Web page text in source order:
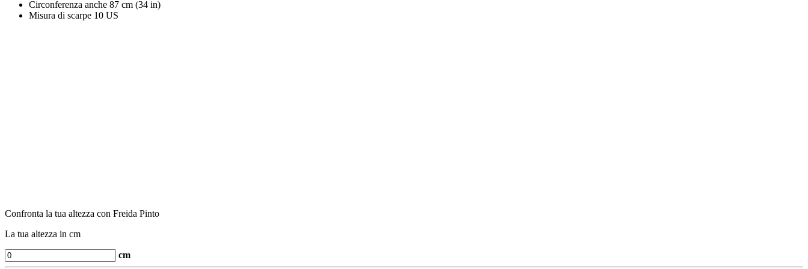
Circonferenza anche 87 cm (34 in)
Misura di scarpe 10 US
Confronta la tua altezza con Freida Pinto
La tua altezza in cm
cm